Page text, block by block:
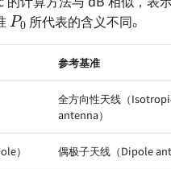
所代表的含义不同。
参考基准
全方向性天线（
antenna）
） 偶极子天线（Dipole